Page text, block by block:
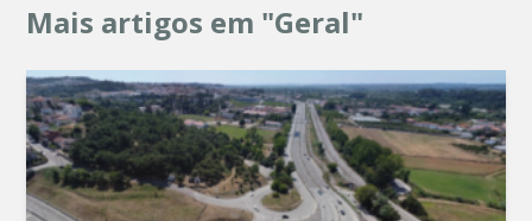
Mais artigos em "Geral"